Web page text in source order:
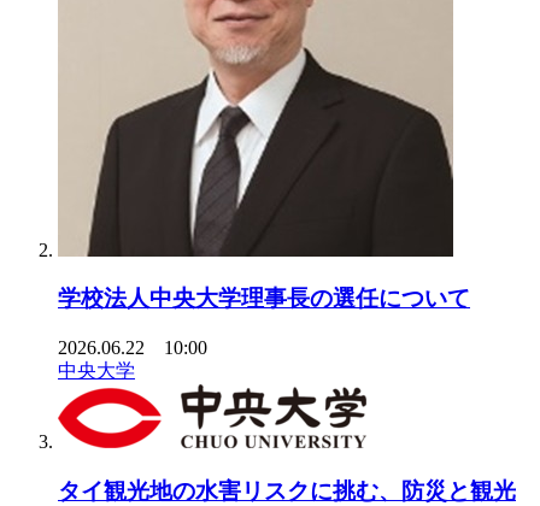
学校法人中央大学理事長の選任について
2026.06.22 10:00
中央大学
タイ観光地の水害リスクに挑む、防災と観光